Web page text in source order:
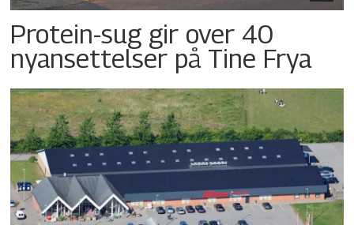
Protein-sug gir over 40
nyansettelser på Tine Frya